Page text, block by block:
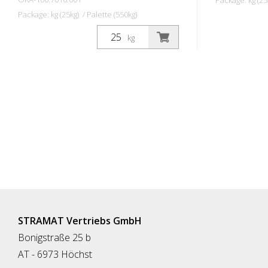
Package: kg (25kg) / Palette (550kg)
A STRAMAT útburkolati festékeket
elsősorban aszfalt- vagy
kg
A
STRAMAT Vertriebs GmbH
Bonigstraße 25 b
AT - 6973 Höchst